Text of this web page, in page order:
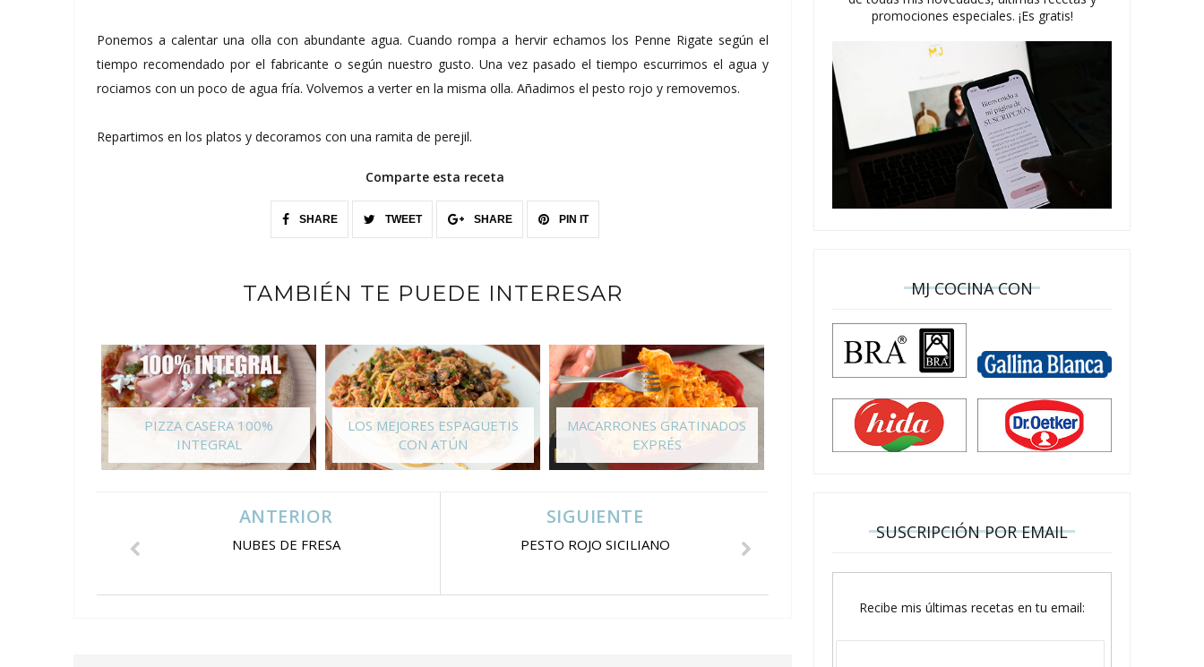
Ponemos a calentar una olla con abundante agua. Cuando rompa a hervir echamos los Penne Rigate según el
tiempo recomendado por el fabricante o según nuestro gusto. Una vez pasado el tiempo escurrimos el agua y
rociamos con un poco de agua fría. Volvemos a verter en la misma olla. Añadimos el pesto rojo y removemos.
Repartimos en los platos y decoramos con una ramita de perejil.
Comparte esta receta
SHARE TWEET SHARE PIN IT
TAMBIÉN TE PUEDE INTERESAR
PIZZA CASERA 100%
INTEGRAL
LOS MEJORES ESPAGUETIS
CON ATÚN
MACARRONES GRATINADOS
EXPRÉS
PASTA CON POLLO Y
VERDURAS
PASTA ALLA GENOVESE
NAPOLITANA
SIGUIENTE
PESTO ROJO SICILIANO
ANTERIOR
NUBES DE FRESA
promociones especiales. ¡Es gratis!
MJ COCINA CON
SUSCRIPCIÓN POR EMAIL
Recibe mis últimas recetas en tu email: